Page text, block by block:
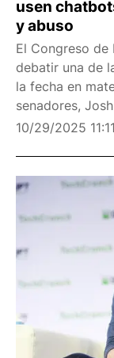
usen
y abuso
El Congreso de
debatir una de
la fecha en
senadores,
Richard
10/29/2025 11:11